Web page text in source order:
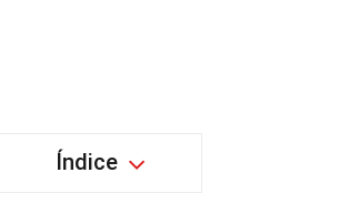
Índice